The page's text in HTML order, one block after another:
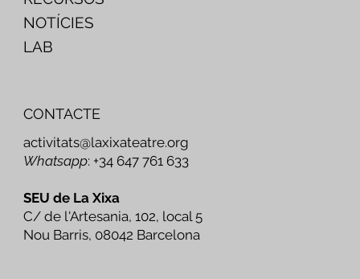
NOTÍCIES
LAB
CONTACTE
activitats@laxixateatre.org
Whatsapp: +34 647 761 633
SEU de La Xixa
C/ de l'Artesania, 102, local 5
Nou Barris, 08042 Barcelona